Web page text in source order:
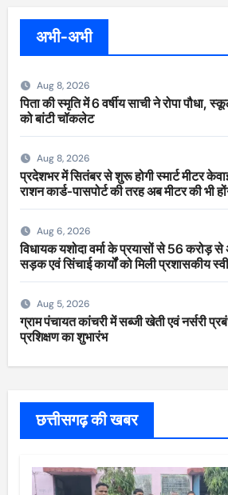
अभी-अभी
Aug 8, 2026
पिता की स्मृति में 6 वर्षीय साची ने रोपा पौधा,
को बांटी चॉकलेट
Aug 8, 2026
प्रदेशभर में सितंबर से शुरू होगी स्मार्ट मीटर
राशन कार्ड-पासपोर्ट की तरह अब मीटर की भी
Aug 6, 2026
विधायक यशोदा वर्मा के प्रयासों से 56 करोड़
सड़क एवं सिंचाई कार्यों को मिली प्रशासकीय
Aug 5, 2026
ग्राम पंचायत कांचरी में सब्जी खेती एवं नर्सरी
प्रशिक्षण का शुभारंभ
छत्तीसगढ़ की खबर